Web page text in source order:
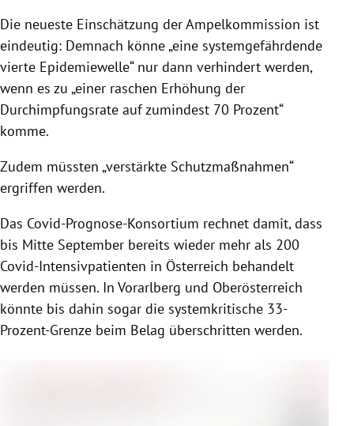
21. September 2020:
15. Oktober 2020:
19. Oktober 2020:
3. November 2020:
Die neueste Einschätzung der Ampelkommission ist
eindeutig: Demnach könne „eine systemgefährdende
vierte Epidemiewelle“ nur dann verhindert werden,
wenn es zu „einer raschen Erhöhung der
Durchimpfungsrate auf zumindest 70 Prozent“
komme.
Zudem müssten „verstärkte Schutzmaßnahmen“
ergriffen werden.
Das Covid-Prognose-Konsortium rechnet damit, dass
bis Mitte September bereits wieder mehr als 200
Covid-Intensivpatienten in Österreich behandelt
werden müssen. In Vorarlberg und Oberösterreich
könnte bis dahin sogar die systemkritische 33-
Prozent-Grenze beim Belag überschritten werden.